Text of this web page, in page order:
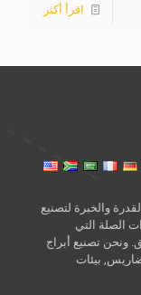
اقرأ أكثر
والخبرة لتصنيع
الصلة التي
ونحن تصنيع أبراج
بيئات